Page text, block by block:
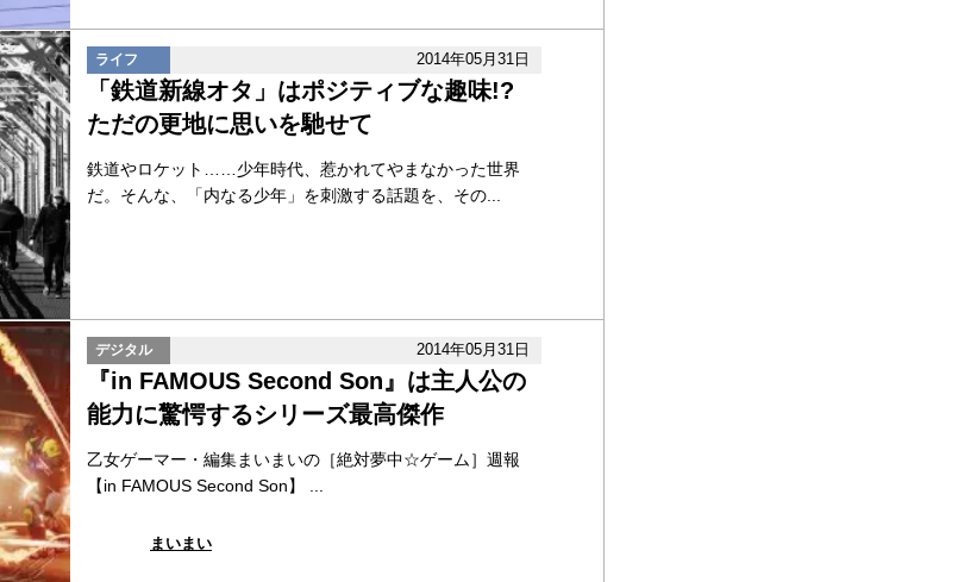
ライフ 2014年05月31日
「鉄道新線オタ」はポジティブな趣味!?
ただの更地に思いを馳せて
鉄道やロケット……少年時代、惹かれてやまなかった世界
だ。そんな、「内なる少年」を刺激する話題を、その...
デジタル 2014年05月31日
『in FAMOUS Second Son』は主人公の
能力に驚愕するシリーズ最高傑作
乙女ゲーマー・編集まいまいの［絶対夢中☆ゲーム］週報
【in FAMOUS Second Son】 ...
まいまい